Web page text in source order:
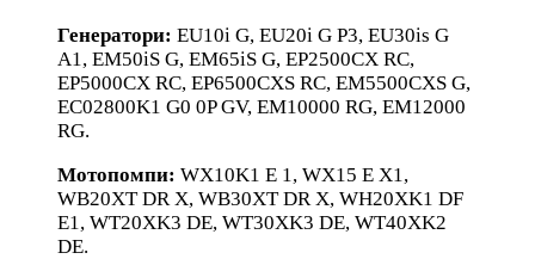
Генератори: EU10i G, EU20i G P3, EU30is G
A1, EM50iS G, EM65iS G, EP2500CX RC,
EP5000CX RC, EP6500CXS RC, EM5500CXS G,
EC02800K1 G0 0P GV, EM10000 RG, EM12000
RG.
Мотопомпи: WX10K1 E 1, WX15 E X1,
WB20XT DR X, WB30XT DR X, WH20XK1 DF
E1, WT20XK3 DE, WT30XK3 DE, WT40XK2
DE.